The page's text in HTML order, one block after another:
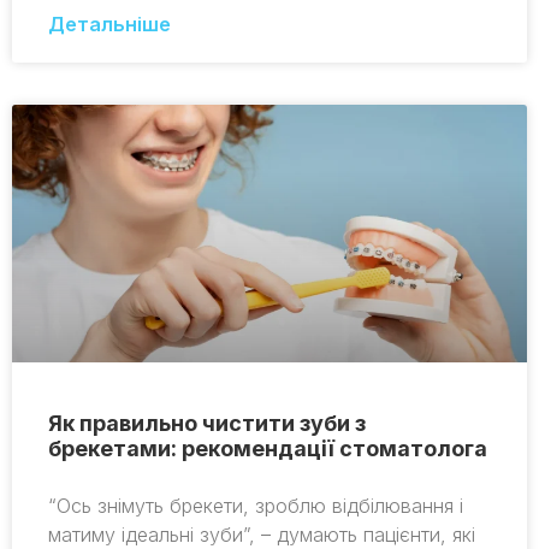
Детальніше
Як правильно чистити зуби з
брекетами: рекомендації стоматолога
“Ось знімуть брекети, зроблю відбілювання і
матиму ідеальні зуби”, – думають пацієнти, які